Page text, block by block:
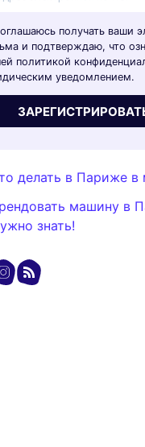
получать ваши
и подтверждаю, что
политикой
уведомлением.
делать в Париже в
машину в
знать!